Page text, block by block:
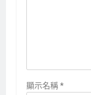
顯示名稱 *